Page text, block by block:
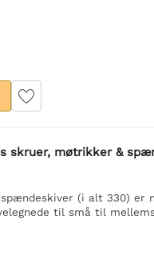
skruer, møtrikker &
(i alt 330) er
til små til